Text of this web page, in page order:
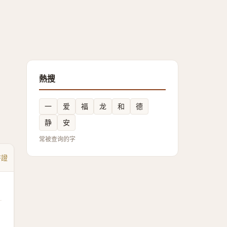
熱搜
一 爱 福 龙 和
德
静
安
常被查询的字